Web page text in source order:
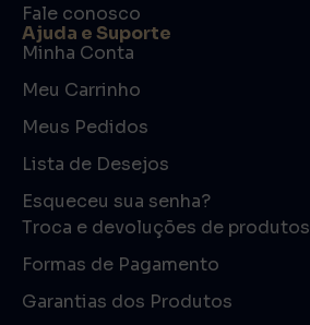
Fale conosco
Ajuda e Suporte
Minha Conta
Meu Carrinho
Meus Pedidos
Lista de Desejos
Esqueceu sua senha?
Troca e devoluções de produtos
Formas de Pagamento
Garantias dos Produtos